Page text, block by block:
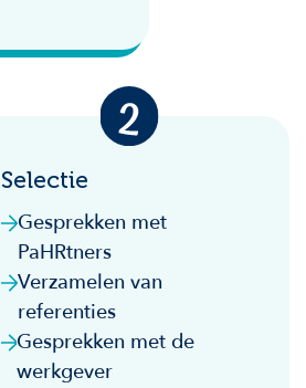
Selectie
Gesprekken met
PaHRtners
Verzamelen van
referenties
Gesprekken met de
werkgever